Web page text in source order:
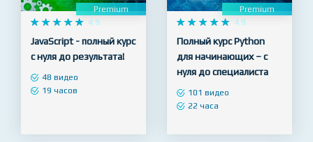
Premium
    
     4.9
JavaScript - полный курс
с нуля до результата!
Premium
    
     4.9
Полный курс Python
для начинающих – с
нуля до специалиста